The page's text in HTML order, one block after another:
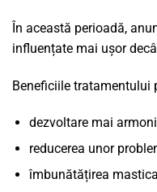
În această perioadă,
influențate mai ușor
Beneficiile tratamentului
dezvoltare mai
reducerea unor
îmbunătățirea